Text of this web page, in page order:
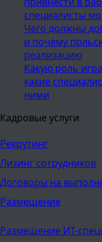
специалисты
Чего должны
и почему
реализацию
Какую роль
какие
ними
Кадровые услуги
Рекрутинг
Лизинг сотрудников
Договоры на
Размещение
Размещение ИТ-